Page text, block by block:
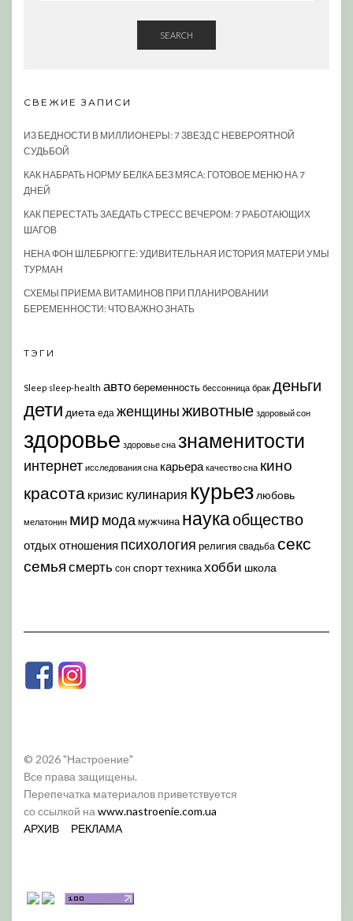
SEARCH
СВЕЖИЕ ЗАПИСИ
ИЗ БЕДНОСТИ В МИЛЛИОНЕРЫ: 7 ЗВЕЗД С НЕВЕРОЯТНОЙ
СУДЬБОЙ
КАК НАБРАТЬ НОРМУ БЕЛКА БЕЗ МЯСА: ГОТОВОЕ МЕНЮ НА 7
ДНЕЙ
КАК ПЕРЕСТАТЬ ЗАЕДАТЬ СТРЕСС ВЕЧЕРОМ: 7 РАБОТАЮЩИХ
ШАГОВ
НЕНА ФОН ШЛЕБРЮГГЕ: УДИВИТЕЛЬНАЯ ИСТОРИЯ МАТЕРИ УМЫ
ТУРМАН
СХЕМЫ ПРИЕМА ВИТАМИНОВ ПРИ ПЛАНИРОВАНИИ
БЕРЕМЕННОСТИ: ЧТО ВАЖНО ЗНАТЬ
ТЭГИ
Sleep sleep-health автобеременность бессонница брак деньги
дети диета еда женщиныживотные здоровый сон
здоровье здоровье сна знаменитости
интернет исследования сна карьера качество сна кино
красота кризис кулинария курьез любовь
мелатонин мир модамужчина наукаобщество
отдых отношения психология религия свадьба секс
семья смерть сон спорттехникахобби школа
© 2026 "Настроение"
Все права защищены.
Перепечатка материалов приветствуется
со ссылкой на www.nastroenie.com.ua
АРХИВ
РЕКЛАМА